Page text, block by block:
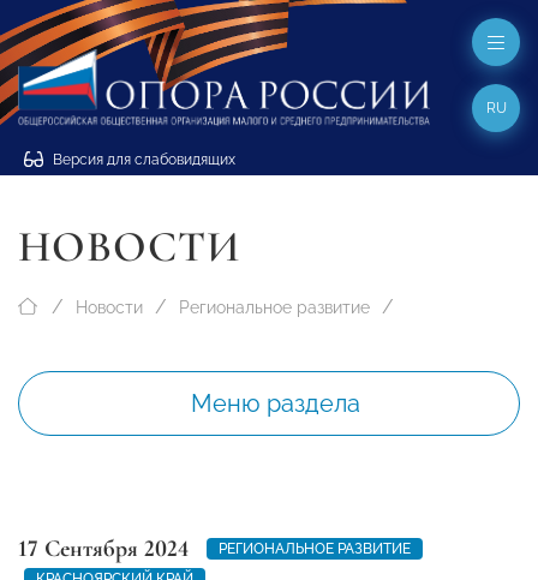
Версия для слабовидящих
RU
НОВОСТИ
Новости Региональное развитие
Меню раздела
17 Сентября 2024
РЕГИОНАЛЬНОЕ РАЗВИТИЕ